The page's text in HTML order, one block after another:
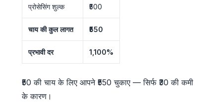
प्रोसेसिंग शुल्क ₹500
चाय की कुल लागत ₹550
प्रभावी दर 1,100%
₹50 की चाय के लिए आपने ₹550 चुकाए — सिर्फ ₹30 की कमी
के कारण।